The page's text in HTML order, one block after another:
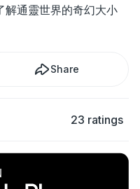
解通靈世界的奇幻大小
Share
23 ratings